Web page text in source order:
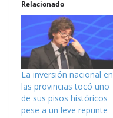
Relacionado
La inversión nacional en
las provincias tocó uno
de sus pisos históricos
pese a un leve repunte